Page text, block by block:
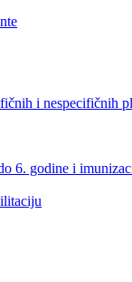
i nespecifičnih
6. godine i